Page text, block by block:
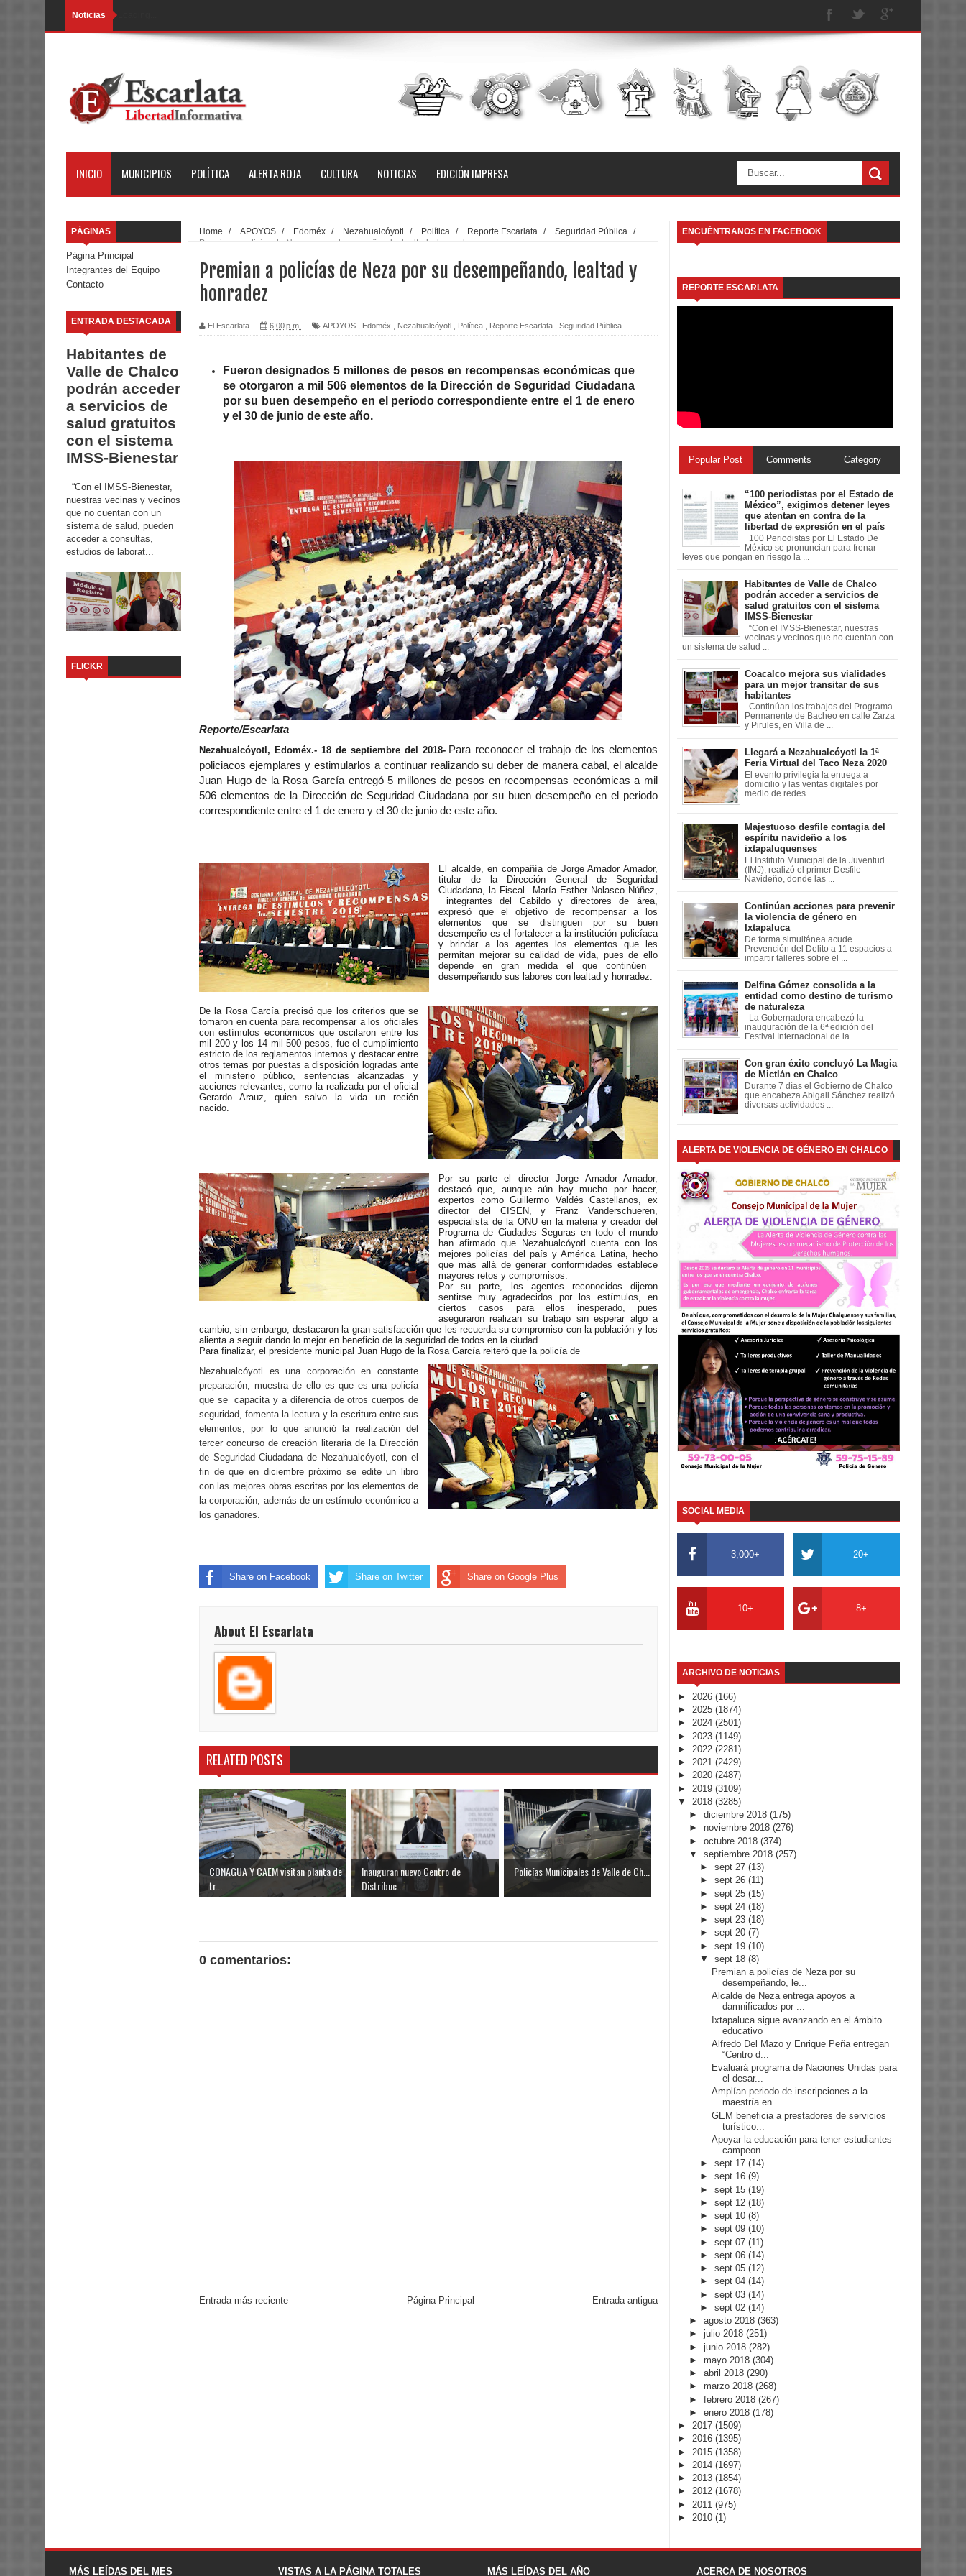
Noticias
INICIO MUNICIPIOS POLÍTICA ALERTA ROJA CULTURA NOTICIAS EDICIÓN IMPRESA
PÁGINAS
Página Principal
Integrantes del Equipo
Contacto
ENTRADA DESTACADA
Habitantes de
Valle de Chalco
podrán acceder
a servicios de
salud gratuitos
con el sistema
IMSS-Bienestar
“Con el IMSS-Bienestar,
nuestras vecinas y vecinos
que no cuentan con un
sistema de salud, pueden
acceder a consultas,
estudios de laborat...
FLICKR
Home / APOYOS / Edoméx / Nezahualcóyotl / Política / Reporte Escarlata / Seguridad Pública
/
Premian a policías de Neza por su desempeñando, lealtad y honradez
Premian a policías de Neza por su desempeñando, lealtad y
honradez
El Escarlata 6:00 p.m. APOYOS Edoméx Nezahualcóyotl Política Reporte Escarlata Seguridad Pública
Fueron designados 5 millones de pesos en recompensas económicas que
se otorgaron a mil 506 elementos de la Dirección de Seguridad Ciudadana
por su buen desempeño en el periodo correspondiente entre el 1 de enero
y el 30 de junio de este año.
Reporte/Escarlata
Nezahualcóyotl, Edoméx.- 18 de septiembre del 2018- Para reconocer el trabajo de los elementos
policiacos ejemplares y estimularlos a continuar realizando su deber de manera cabal, el alcalde
Juan Hugo de la Rosa García entregó 5 millones de pesos en recompensas económicas a mil
506 elementos de la Dirección de Seguridad Ciudadana por su buen desempeño en el periodo
correspondiente entre el 1 de enero y el 30 de junio de este año.
El alcalde, en compañía de Jorge Amador Amador,
titular de la Dirección General de Seguridad
Ciudadana, la Fiscal María Esther Nolasco Núñez,
integrantes del Cabildo y directores de área,
expresó que el objetivo de recompensar a los
elementos que se distinguen por su buen
desempeño es el fortalecer a la institución policíaca
y brindar a los agentes los elementos que les
permitan mejorar su calidad de vida, pues de ello
depende en gran medida el que continúen
desempeñando sus labores con lealtad y honradez.
De la Rosa García precisó que los criterios que se
tomaron en cuenta para recompensar a los oficiales
con estímulos económicos que oscilaron entre los
mil 200 y los 14 mil 500 pesos, fue el cumplimiento
estricto de los reglamentos internos y destacar entre
otros temas por puestas a disposición logradas ante
el ministerio público, sentencias alcanzadas y
acciones relevantes, como la realizada por el oficial
Gerardo Arauz, quien salvo la vida un recién
nacido.
Por su parte el director Jorge Amador Amador,
destacó que, aunque aún hay mucho por hacer,
expertos como Guillermo Valdés Castellanos, ex
director del CISEN, y Franz Vanderschueren,
especialista de la ONU en la materia y creador del
Programa de Ciudades Seguras en todo el mundo
han afirmado que Nezahualcóyotl cuenta con los
mejores policías del país y América Latina, hecho
que más allá de generar conformidades establece
mayores retos y compromisos.
Por su parte, los agentes reconocidos dijeron
sentirse muy agradecidos por los estímulos, en
ciertos casos para ellos inesperado, pues
aseguraron realizan su trabajo sin esperar algo a
cambio, sin embargo, destacaron la gran satisfacción que les recuerda su compromiso con la población y los
alienta a seguir dando lo mejor en beneficio de la seguridad de todos en la ciudad.
Para finalizar, el presidente municipal Juan Hugo de la Rosa García reiteró que la policía de
Nezahualcóyotl es una corporación en constante
preparación, muestra de ello es que es una policía
que se capacita y a diferencia de otros cuerpos de
seguridad, fomenta la lectura y la escritura entre sus
elementos, por lo que anunció la realización del
tercer concurso de creación literaria de la Dirección
de Seguridad Ciudadana de Nezahualcóyotl, con el
fin de que en diciembre próximo se edite un libro
con las mejores obras escritas por los elementos de
la corporación, además de un estímulo económico a
los ganadores.
Share on Facebook Share on Twitter Share on Google Plus
About El Escarlata
RELATED POSTS
CONAGUA Y CAEM visitan planta de
tr...
Inauguran nuevo Centro de
Distribuc...
Policías Municipales de Valle de Ch...
0 comentarios:
Entrada más reciente Entrada antigua
Página Principal
ENCUÉNTRANOS EN FACEBOOK
REPORTE ESCARLATA
Popular Post Comments Category
“100 periodistas por el Estado de
México”, exigimos detener leyes
que atentan en contra de la
libertad de expresión en el país
100 Periodistas por El Estado De
México se pronuncian para frenar
leyes que pongan en riesgo la ...
Habitantes de Valle de Chalco
podrán acceder a servicios de
salud gratuitos con el sistema
IMSS-Bienestar
“Con el IMSS-Bienestar, nuestras
vecinas y vecinos que no cuentan con
un sistema de salud ...
Coacalco mejora sus vialidades
para un mejor transitar de sus
habitantes
Continúan los trabajos del Programa
Permanente de Bacheo en calle Zarza
y Pirules, en Villa de ...
Llegará a Nezahualcóyotl la 1ª
Feria Virtual del Taco Neza 2020
El evento privilegia la entrega a
domicilio y las ventas digitales por
medio de redes ...
Majestuoso desfile contagia del
espíritu navideño a los
ixtapaluquenses
El Instituto Municipal de la Juventud
(IMJ), realizó el primer Desfile
Navideño, donde las ...
Continúan acciones para prevenir
la violencia de género en
Ixtapaluca
De forma simultánea acude
Prevención del Delito a 11 espacios a
impartir talleres sobre el ...
Delfina Gómez consolida a la
entidad como destino de turismo
de naturaleza
La Gobernadora encabezó la
inauguración de la 6ª edición del
Festival Internacional de la ...
Con gran éxito concluyó La Magia
de Mictlán en Chalco
Durante 7 días el Gobierno de Chalco
que encabeza Abigail Sánchez realizó
diversas actividades ...
ALERTA DE VIOLENCIA DE GÉNERO EN CHALCO
SOCIAL MEDIA
3,000+ 20+
10+ 8+
ARCHIVO DE NOTICIAS
► 2026 (166)
► 2025 (1874)
► 2024 (2501)
► 2023 (1149)
► 2022 (2281)
► 2021 (2429)
► 2020 (2487)
► 2019 (3109)
▼ 2018 (3285)
► diciembre 2018 (175)
► noviembre 2018 (276)
► octubre 2018 (374)
▼ septiembre 2018 (257)
►sept 27(13)
►sept 26(11)
►sept 25(15)
►sept 24(18)
►sept 23(18)
►sept 20(7)
►sept 19(10)
▼sept 18(8)
Premian a policías de Neza por su
desempeñando, le...
Alcalde de Neza entrega apoyos a
damnificados por ...
Ixtapaluca sigue avanzando en el ámbito
educativo
Alfredo Del Mazo y Enrique Peña entregan
“Centro d...
Evaluará programa de Naciones Unidas para
el desar...
Amplían periodo de inscripciones a la
maestría en ...
GEM beneficia a prestadores de servicios
turístico...
Apoyar la educación para tener estudiantes
campeon...
►sept 17(14)
►sept 16(9)
►sept 15(19)
►sept 12(18)
►sept 10(8)
►sept 09(10)
►sept 07(11)
►sept 06(14)
►sept 05(12)
►sept 04(14)
►sept 03(14)
►sept 02(14)
► agosto 2018 (363)
► julio 2018 (251)
► junio 2018 (282)
► mayo 2018 (304)
► abril 2018 (290)
► marzo 2018 (268)
► febrero 2018 (267)
► enero 2018 (178)
► 2017 (1509)
► 2016 (1395)
► 2015 (1358)
► 2014 (1697)
► 2013 (1854)
► 2012 (1678)
► 2011 (975)
► 2010 (1)
MÁS LEÍDAS DEL MES VISTAS A LA PÁGINA TOTALES MÁS LEÍDAS DEL AÑO ACERCA DE NOSOTROS